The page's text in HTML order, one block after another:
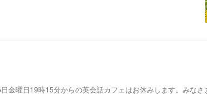
曜日19時15分からの英会話カフェはお休みします。みなさ